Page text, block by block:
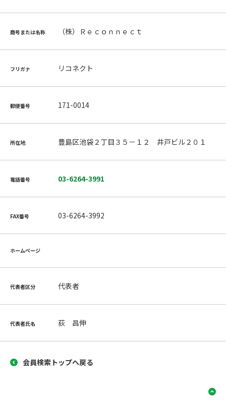
商号または名称 （株）Ｒｅｃｏｎｎｅｃｔ
フリガナ リコネクト
郵便番号 171-0014
所在地 豊島区池袋２丁目３５－１２ 井戸ビル２０１
電話番号 03-6264-3991
FAX番号 03-6264-3992
ホームページ
代表者区分 代表者
代表者氏名 荻 昌伸
会員検索トップへ戻る